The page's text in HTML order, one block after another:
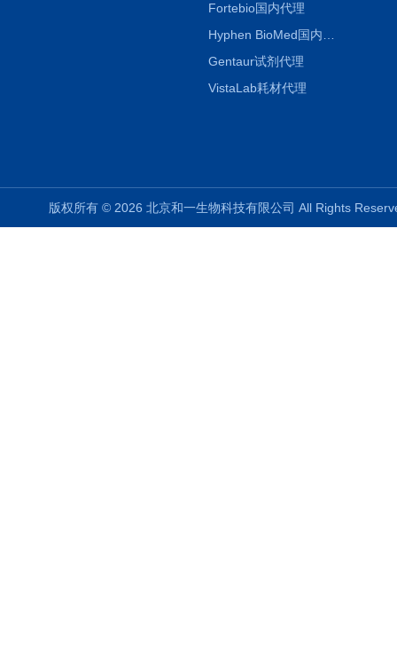
Fortebio国内代理
Gentaur试剂代理
VistaLab耗材代理
版权所有 © 2026 北京和一生物科技有限公司 All Rights